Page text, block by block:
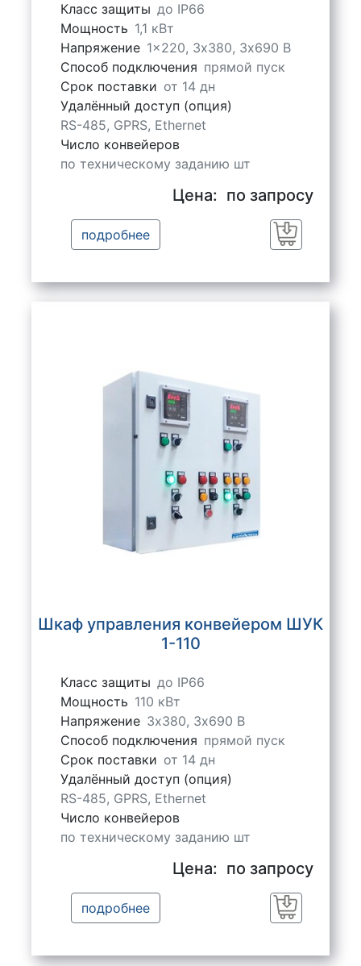
Класс защиты до IP66
Мощность 1,1 кВт
Напряжение 1x220, 3х380, 3х690 В
Способ подключения прямой пуск
Срок поставки от 14 дн
Удалённый доступ (опция)
RS-485, GPRS, Ethernet
Число конвейеров
по техническому заданию шт
Цена: по запросу
подробнее
Заказать
Шкаф управления конвейером ШУК
1-110
Класс защиты до IP66
Мощность 110 кВт
Напряжение 3х380, 3х690 В
Способ подключения прямой пуск
Срок поставки от 14 дн
Удалённый доступ (опция)
RS-485, GPRS, Ethernet
Число конвейеров
по техническому заданию шт
Цена: по запросу
подробнее
Заказать